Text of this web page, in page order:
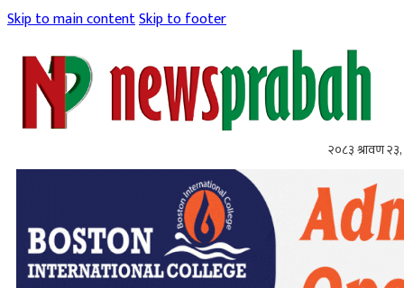
Skip to main contentSkip to footer
२०८३ श्रावण २३,